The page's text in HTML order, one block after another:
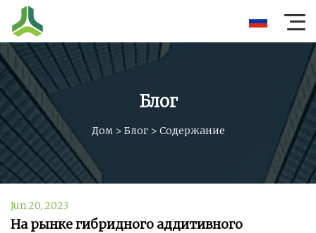
Блог
Дом > Блог> Содержание
Jun 20, 2023
На рынке гибридного аддитивного